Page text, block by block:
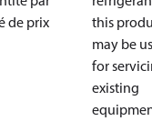
de prix
this
may be
for
existing